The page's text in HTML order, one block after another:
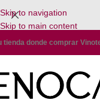
Skip to navigation
Skip to main content
tienda donde comprar